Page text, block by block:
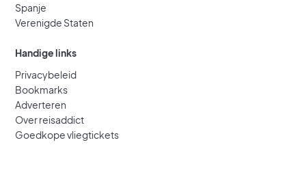
Spanje
Verenigde Staten
Handige links
Privacybeleid
Bookmarks
Adverteren
Over reisaddict
Goedkope vliegtickets